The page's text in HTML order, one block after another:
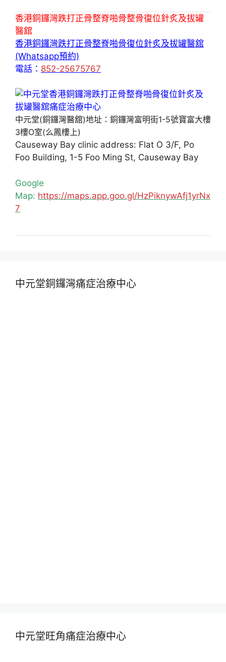
香港銅鑼灣跌打正骨整脊啪骨整骨復位針炙及拔罐
醫舘
香港銅鑼灣跌打正骨整脊啪骨復位針炙及拔罐醫舘
(Whatsapp預約)
電話： 852-25675767
中元堂(銅鑼灣醫舘)地址：銅鑼灣富明街1-5號寶富大樓
3樓O室(么鳳樓上)
Causeway Bay clinic address: Flat O 3/F, Po
Foo Building, 1-5 Foo Ming St, Causeway Bay
Google
Map: https://maps.app.goo.gl/HzPiknywAfj1yrNx
7
中元堂銅鑼灣痛症治療中心
中元堂旺角痛症治療中心